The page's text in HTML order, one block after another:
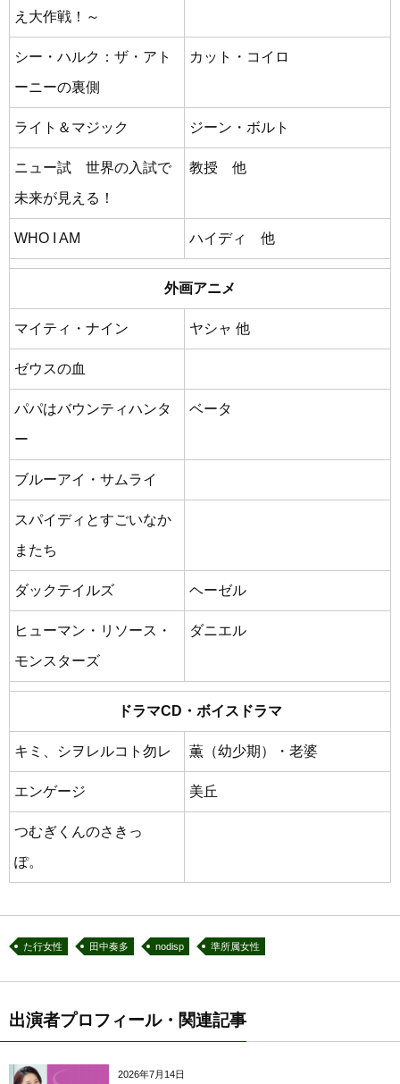
え大作戦！～
シー・ハルク：ザ・アト
ーニーの裏側
カット・コイロ
ライト＆マジック ジーン・ボルト
ニュー試 世界の入試で
未来が見える！
教授 他
WHO I AM ハイディ 他
外画アニメ
マイティ・ナイン ヤシャ 他
ゼウスの血
パパはバウンティハンタ
ー
ベータ
ブルーアイ・サムライ
スパイディとすごいなか
またち
ダックテイルズ ヘーゼル
ヒューマン・リソース・
モンスターズ
ダニエル
ドラマCD・ボイスドラマ
キミ、シヲレルコト勿レ 薫（幼少期）・老婆
エンゲージ 美丘
つむぎくんのさきっ
ぽ。
た行女性 田中奏多 nodisp 準所属女性
出演者プロフィール・関連記事
2026年7月14日